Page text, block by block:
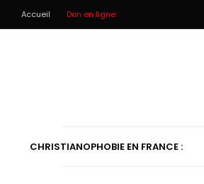
Accueil Don en ligne
CHRISTIANOPHOBIE EN FRANCE :